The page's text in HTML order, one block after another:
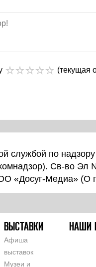
(текущая
службой по
Св-во
«Досуг-Медиа» (О
ВЫСТАВКИ
Афиша
выставок
Музеи и
НАШИ